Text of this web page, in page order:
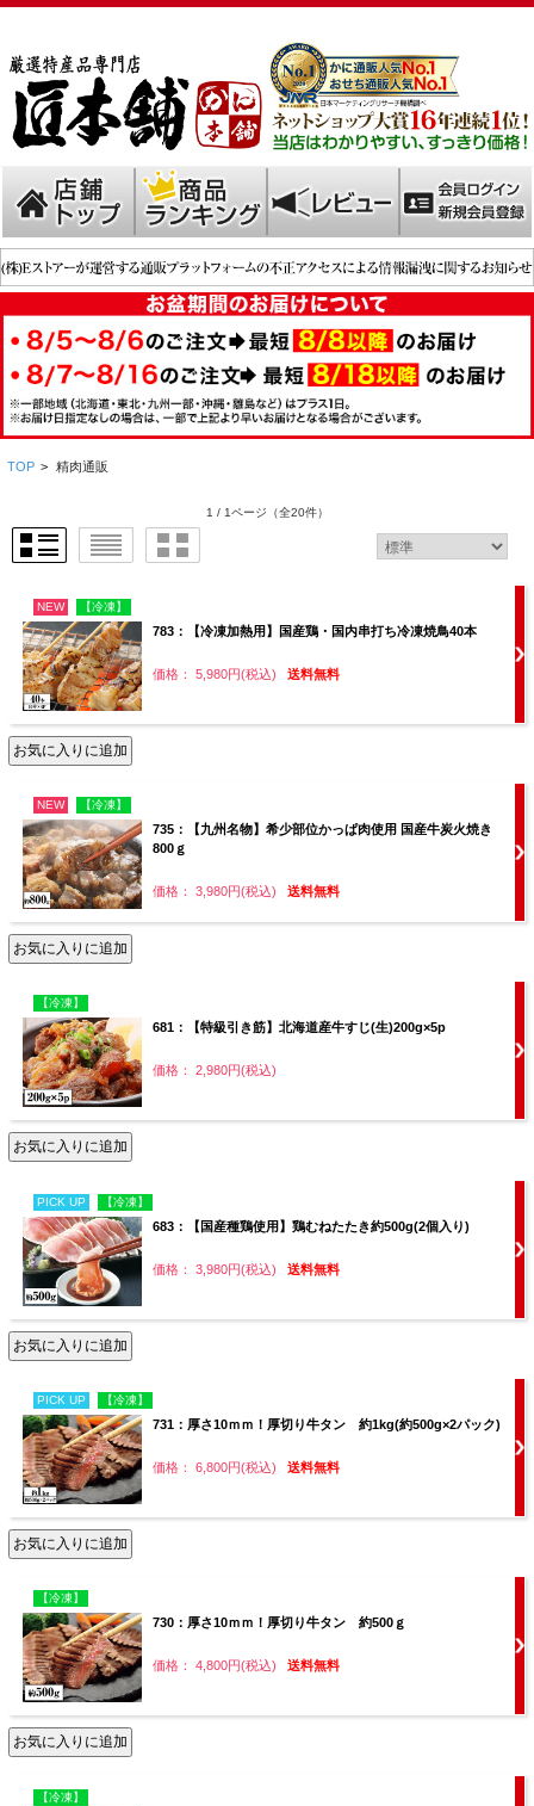
TOP > 精肉通販
1 / 1ページ （全20件）
NEW 【冷凍】
783：【冷凍加熱用】国産鶏・国内串打ち冷凍焼鳥40本
価格： 5,980円(税込) 送料無料
NEW 【冷凍】
735：【九州名物】希少部位かっぱ肉使用 国産牛炭火焼き
800ｇ
価格： 3,980円(税込) 送料無料
【冷凍】
681：【特級引き筋】北海道産牛すじ(生)200g×5p
価格： 2,980円(税込)
PICK UP 【冷凍】
683：【国産種鶏使用】鶏むねたたき約500g(2個入り)
価格： 3,980円(税込) 送料無料
PICK UP 【冷凍】
731：厚さ10ｍｍ！厚切り牛タン 約1kg(約500g×2パック)
価格： 6,800円(税込) 送料無料
【冷凍】
730：厚さ10ｍｍ！厚切り牛タン 約500ｇ
価格： 4,800円(税込) 送料無料
【冷凍】